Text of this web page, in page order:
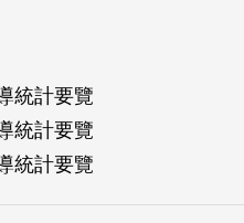
統計要覽
統計要覽
統計要覽